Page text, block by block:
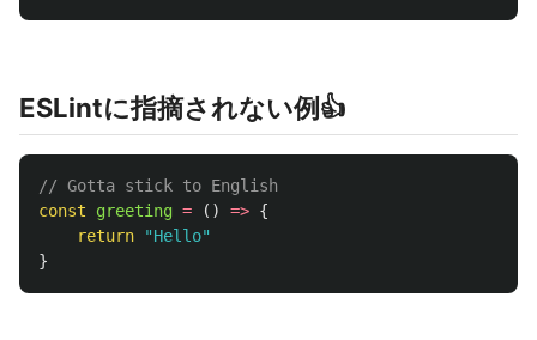
ESLintに指摘されない例👍
// Gotta stick to English
const
greeting = () => {
return
"Hello"
}